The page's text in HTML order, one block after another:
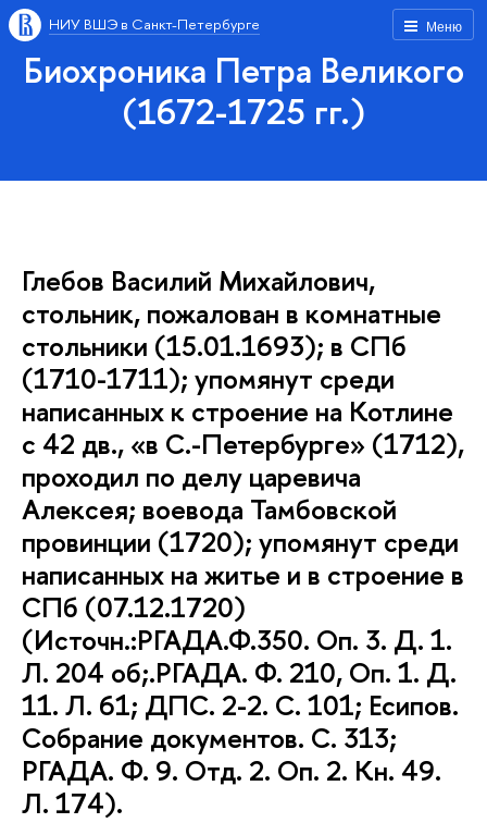
Меню
НИУ ВШЭ в Санкт-Петербурге
Биохроника Петра Великого
(1672-1725 гг.)
Глебов Василий Михайлович,
стольник, пожалован в комнатные
стольники (15.01.1693); в СПб
(1710-1711); упомянут среди
написанных к строение на Котлине
с 42 дв., «в С.-Петербурге» (1712),
проходил по делу царевича
Алексея; воевода Тамбовской
провинции (1720); упомянут среди
написанных на житье и в строение в
СПб (07.12.1720)
(Источн.:РГАДА.Ф.350. Оп. 3. Д. 1.
Л. 204 об;.РГАДА. Ф. 210, Оп. 1. Д.
11. Л. 61; ДПС. 2-2. С. 101; Есипов.
Собрание документов. С. 313;
РГАДА. Ф. 9. Отд. 2. Оп. 2. Кн. 49.
Л. 174).